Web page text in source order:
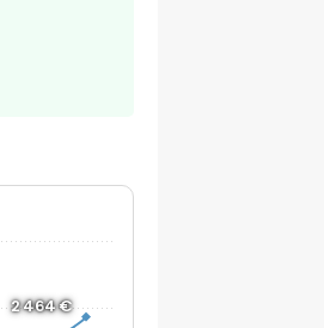
2 464 €